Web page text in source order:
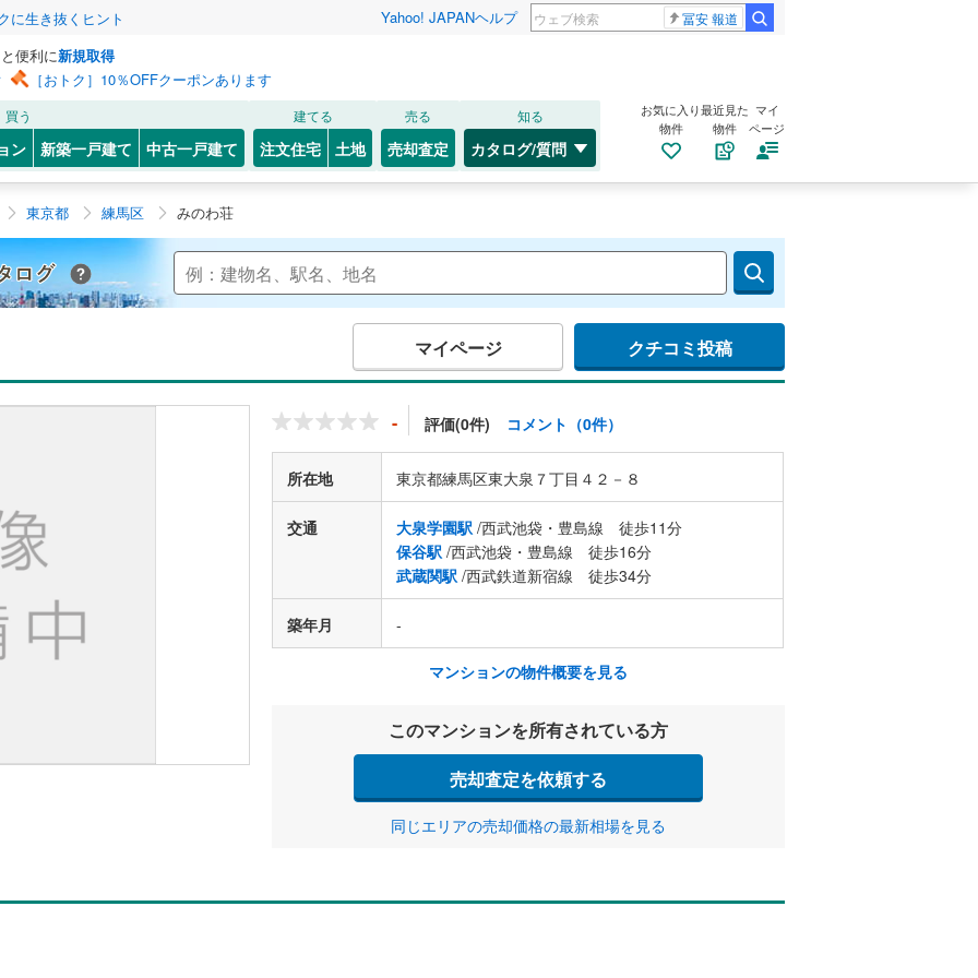
生き抜くヒント Yahoo! JAPANヘルプ 冨安 報道
便利に新規取得
［おトク］10％OFFクーポンあります
買う
ン 新築一戸建て 中古一戸建て
建てる
注文住宅 土地
売る
売却査定
知る
カタログ/質問
お気に入り
物件
最近見た
物件
マイ
ページ
東京都 練馬区 みのわ荘
Yahoo!不動産 マンションカタログ
マイページ クチコミ投稿
- 評価(0件) コメント（0件）
所在地 東京都練馬区東大泉７丁目４２－８
交通 大泉学園駅 /西武池袋・豊島線 徒歩11分
保谷駅 /西武池袋・豊島線 徒歩16分
武蔵関駅 /西武鉄道新宿線 徒歩34分
築年月 -
マンションの物件概要を見る
このマンションを所有されている方
売却査定を依頼する
同じエリアの売却価格の最新相場を見る